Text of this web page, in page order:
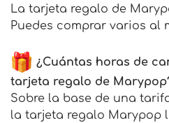
La tarjeta regalo de
Puedes comprar varios al
¿Cuántas horas de
tarjeta regalo de
Sobre la base de una
la tarjeta regalo Marypop